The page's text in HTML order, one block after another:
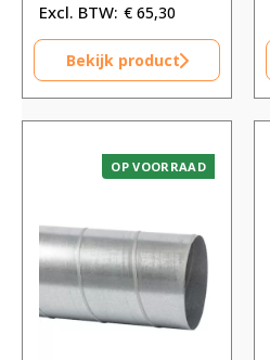
€ 65,30
Bekijk product
OP VOORRAAD